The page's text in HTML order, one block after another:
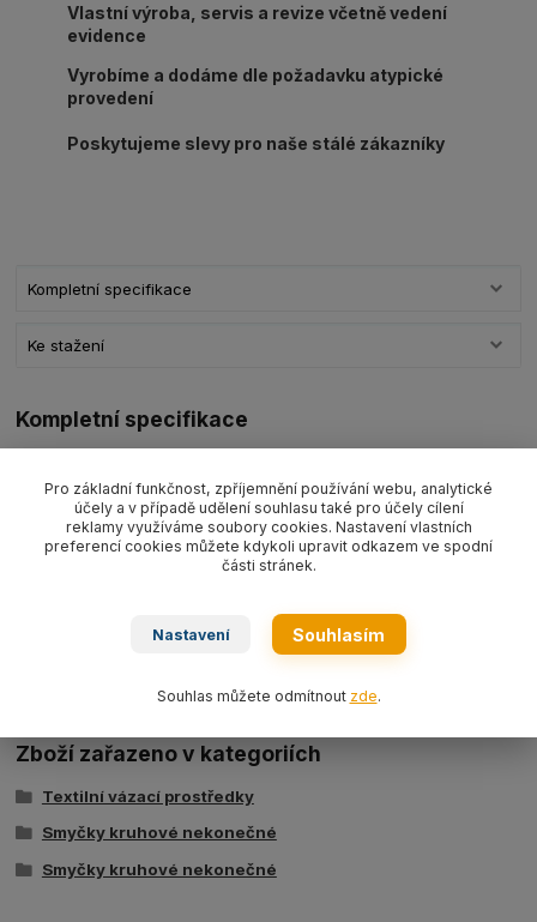
Vlastní výroba, servis a revize včetně vedení
evidence
Vyrobíme a dodáme dle požadavku atypické
provedení
Poskytujeme slevy pro naše stálé zákazníky
Kompletní specifikace
Ke stažení
Kompletní specifikace
000kg/L1=užitná délka ve složeném stavu (dle výběru)barva
oranžová WLL10 000 kgEN 1492-2
Tabulka nosností - kruhové smyčky typ BRS
Zboží zařazeno v kategoriích
Textilní vázací prostředky
Smyčky kruhové nekonečné
Smyčky kruhové nekonečné
Pro základní funkčnost, zpříjemnění používání webu, analytické
účely a v případě udělení souhlasu také pro účely cílení
reklamy využíváme soubory cookies. Nastavení vlastních
preferencí cookies můžete kdykoli upravit odkazem ve spodní
části stránek.
Nastavení Souhlasím
Souhlas můžete odmítnout zde.